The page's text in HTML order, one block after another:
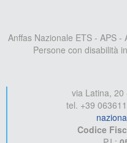
Anffas Nazionale ETS - APS
Persone con disabilità
via Latina,
tel. +39
Codice